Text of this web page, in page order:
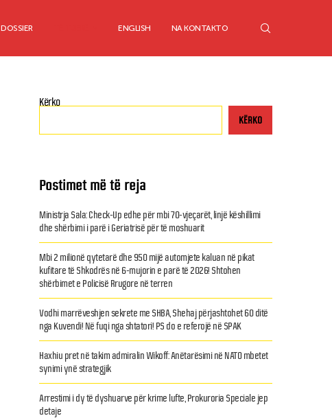
DOSSIER ENGLISH NA KONTAKTO
0 comment
Kërko
KËRKO
Postimet më të reja
Ministrja Sala: Check-Up edhe për mbi 70-vjeçarët, linjë këshillimi
dhe shërbimi i parë i Geriatrisë për të moshuarit
Mbi 2 milionë qytetarë dhe 950 mijë automjete kaluan në pikat
kufitare të Shkodrës në 6-mujorin e parë të 2026! Shtohen
shërbimet e Policisë Rrugore në terren
Vodhi marrëveshjen sekrete me SHBA, Shehaj përjashtohet 60 ditë
nga Kuvendi! Në fuqi nga shtatori! PS do e referojë në SPAK
Haxhiu pret në takim admiralin Wikoff: Anëtarësimi në NATO mbetet
synimi ynë strategjik
Arrestimi i dy të dyshuarve për krime lufte, Prokuroria Speciale jep
detaje